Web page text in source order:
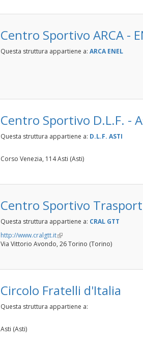
Centro Sportivo ARCA -
Questa struttura appartiene a: ARCA ENEL
Centro Sportivo D.L.F. -
Questa struttura appartiene a: D.L.F. ASTI
Corso Venezia, 114 Asti (Asti)
Centro Sportivo
Questa struttura appartiene a: CRAL GTT
http://www.cralgtt.it(link
is
Via Vittorio Avondo, 26 Torino (Torino)
Circolo Fratelli d'Italia
Questa struttura appartiene a:
Asti (Asti)